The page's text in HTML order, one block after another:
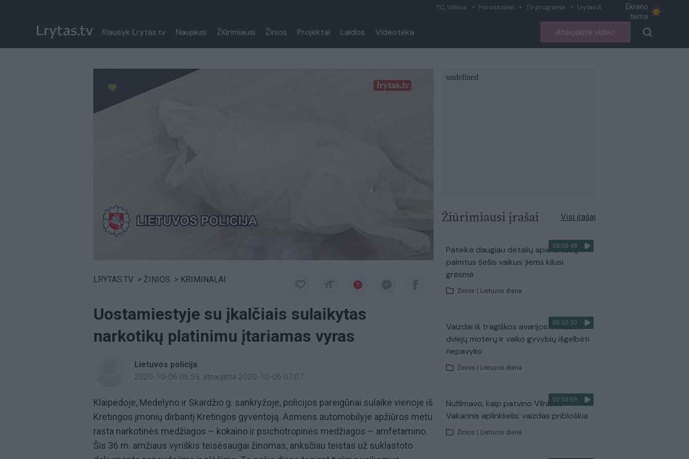
1°C, Vilnius Horoskopai TV programa Lrytas.lt
Ekrano
tema
Klausyk Lrytas.tv Naujausi Žiūrimiausi Žinios Projektai Laidos Videoteka Atsiųskite video
Paremkite Ukrainą
LRYTAS.TV > ŽINIOS > KRIMINALAI
Uostamiestyje su įkalčiais sulaikytas
narkotikų platinimu įtariamas vyras
Lietuvos policija
2020-10-06 06:59, atnaujinta 2020-10-06 07:07
Klaipėdoje, Medelyno ir Skardžio g. sankryžoje, policijos pareigūnai sulaikė vienoje iš
Kretingos įmonių dirbantį Kretingos gyventoją. Asmens automobilyje apžiūros metu
rasta narkotinės medžiagos – kokaino ir psichotropinės medžiagos – amfetamino.
Šis 36 m. amžiaus vyriškis teisėsaugai žinomas, anksčiau teistas už suklastoto
Žiūrimiausi įrašai Visi įrašai
00:00:49
Pateikė daugiau detalių apie iš tėvų
paimtus šešis vaikus: jiems kilusi
grėsmė
Žinios Lietuvos diena
00:00:30
Vaizdai iš tragiškos avarijos Vilniaus r.:
dviejų moterų ir vaiko gyvybių išgelbėti
nepavyko
Žinios Lietuvos diena
00:00:59
Nufilmavo, kaip patvino Vilniaus
Vakarinis aplinkkelis: vaizdas pribloškia
Žinios Lietuvos diena